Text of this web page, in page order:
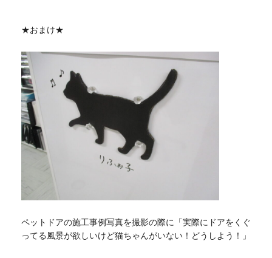
★おまけ★
ペットドアの施工事例写真を撮影の際に「実際にドアをくぐ
ってる風景が欲しいけど猫ちゃんがいない！どうしよう！」